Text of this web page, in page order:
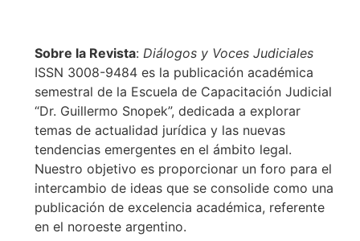
Sobre la Revista: Diálogos y Voces Judiciales
ISSN 3008-9484 es la publicación académica
semestral de la Escuela de Capacitación Judicial
“Dr. Guillermo Snopek”, dedicada a explorar
temas de actualidad jurídica y las nuevas
tendencias emergentes en el ámbito legal.
Nuestro objetivo es proporcionar un foro para el
intercambio de ideas que se consolide como una
publicación de excelencia académica, referente
en el noroeste argentino.